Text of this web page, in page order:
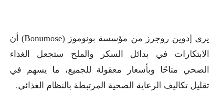
يرى إدوين روجرز من مؤسسة بونوموز (Bonumose) أن
الابتكارات في بدائل السكر والملح ستجعل الغذاء
الصحي متاحًا وبأسعار معقولة للجميع، ما يسهم في
تقليل تكاليف الرعاية الصحية المرتبطة بالنظام الغذائي.